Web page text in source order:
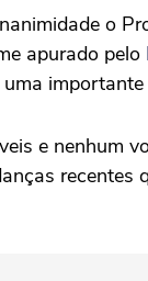
o
apurado pelo
e nenhum